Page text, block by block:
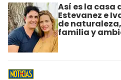
Así es la casa
Estevanez e
de
familia y